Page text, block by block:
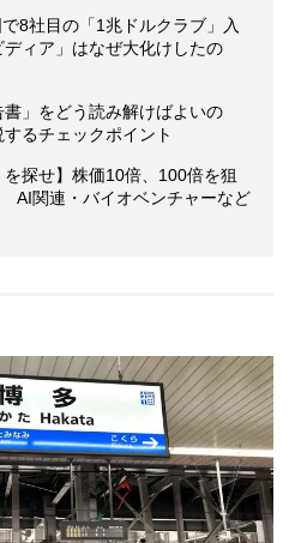
8社目の「1兆ドルクラブ」入
ィア」はなぜ大化けしたの
」をどう読み解けばよいの
るチェックポイント
を探せ】株価10倍、100倍を狙
AI関連・バイオベンチャーなど